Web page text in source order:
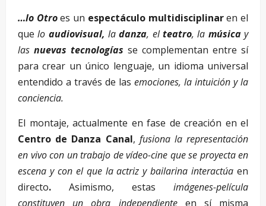
…lo Otro es un espectáculo multidisciplinaren el
que lo audiovisual, ladanza, elteatro, la músicay
las nuevas tecnologías se complementan entre sí
para crear un único lenguaje, un idioma universal
entendido a través de las emociones, la intuición y la
conciencia.
El montaje, actualmente en fase de creación en el
Centro de Danza Canal, fusiona la representación
en vivo con un trabajo de vídeo-cine que se proyecta en
escena y con el que la actriz y bailarina interactúa en
directo. Asimismo, estas imágenes-película
constituyen un obra independienteen sí misma